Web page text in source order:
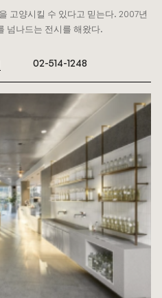
고양시킬 수 있다고 믿는다. 2007년
넘나드는 전시를 해왔다.
02-514-1248